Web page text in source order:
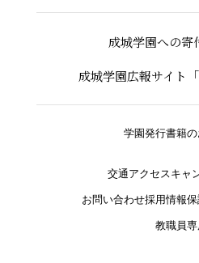
成城学園への寄
成城学園広報サイト
学園発行書籍
交通アクセスキャ
お問い合わせ採用情報
教職員専